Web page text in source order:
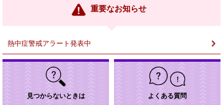
重要なお知らせ
熱中症警戒アラート発表中
見つからないときは よくある質問